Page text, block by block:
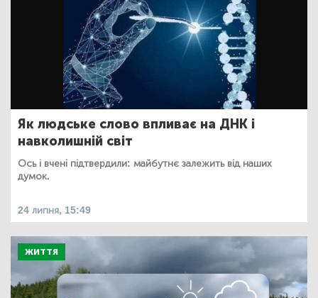
Як людське слово впливає на ДНК і
навколишній світ
Ось і вчені підтвердили: майбутнє залежить від наших
думок.
24 липня, 15:49
ЖИТТЯ